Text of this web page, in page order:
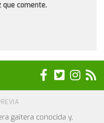
que comente.
gaitera conocida y,